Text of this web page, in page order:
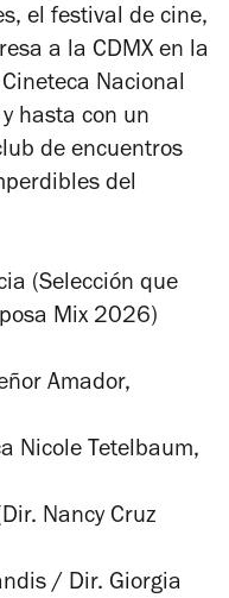
el festival de cine,
a la CDMX en la
Nacional
hasta con un
de encuentros
del
(Selección que
Mix 2026)
Amador,
Nicole Tetelbaum,
Nancy Cruz
/ Dir. Giorgia